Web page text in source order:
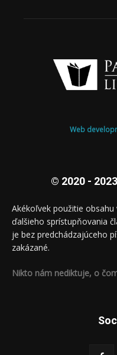
Web
© 2020 -
Akékoľvek použitie
ďalšieho sprístupňovania
je bez predchádzajúceho
zakázané.
Nikto nám nediktuje, o